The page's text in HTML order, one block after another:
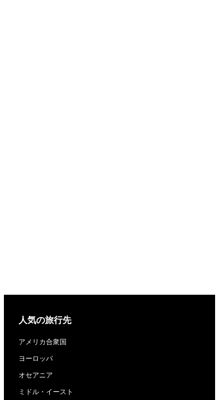
人気の旅行先
アメリカ合衆国
ヨーロッパ
オセアニア
ミドル・イースト